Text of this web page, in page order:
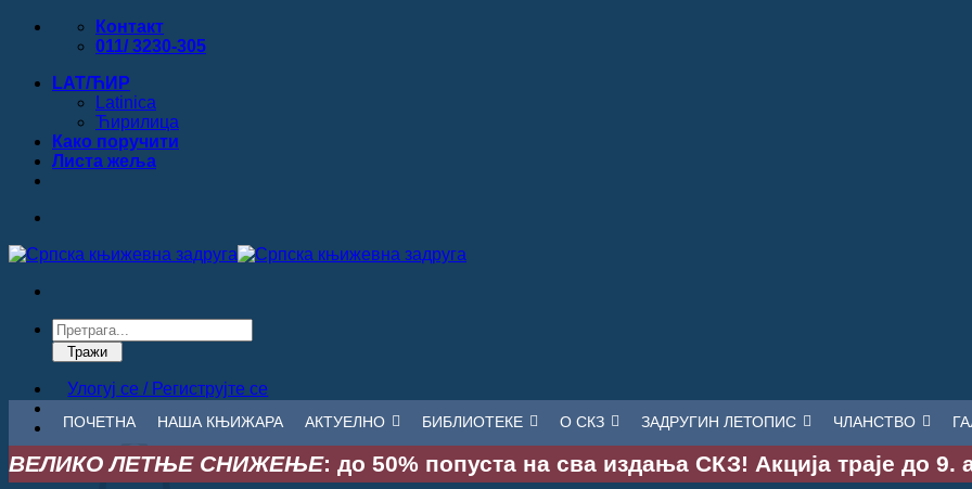
Прескочи
Контакт
011/ 3230-305
LAT/ЋИР
Latinica
Ћирилица
Како поручити
Листa жеља
Products
search
Тражи
Улогуј се / Региструјте се
Корпа /0.00рсд
ПОЧЕТНА НАША КЊИЖАРА АКТУЕЛНО БИБЛИОТЕКЕ О СКЗ ЗАДРУГИН ЛЕТОПИС ЧЛАНСТВО
ВЕЛИКО ЛЕТЊЕ СНИЖЕЊЕ: до 50% попуста на сва издања СКЗ! Акција траје до 9.